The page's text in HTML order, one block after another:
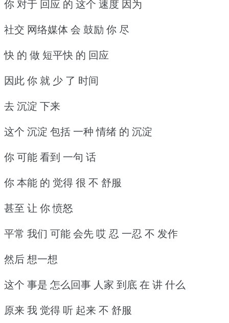
你 对于 回应 的 这个 速度 因为
社交 网络媒体 会 鼓励 你 尽
快 的 做 短平快 的 回应
因此 你 就 少 了 时间
去 沉淀 下来
这个 沉淀 包括 一种 情绪 的 沉淀
你 可能 看到 一句 话
你 本能 的 觉得 很 不 舒服
甚至 让 你 愤怒
平常 我们 可能 会先 哎 忍 一忍 不 发作
然后 想一想
这个 事是 怎么回事 人家 到底 在 讲 什么
原来 我 觉得 听 起来 不 舒服